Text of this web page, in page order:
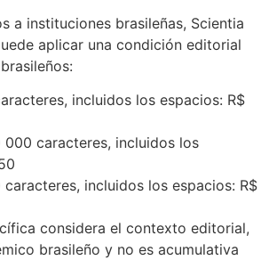
a instituciones brasileñas, Scientia
aplicar una condición editorial
incluidos los espacios: R$
000 caracteres, incluidos los
incluidos los espacios: R$
considera el contexto editorial,
brasileño y no es acumulativa